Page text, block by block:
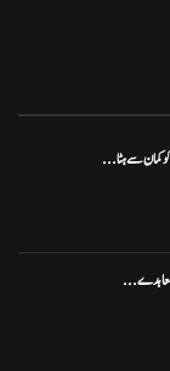
کو کمان سے ہٹا...
معاہدے...